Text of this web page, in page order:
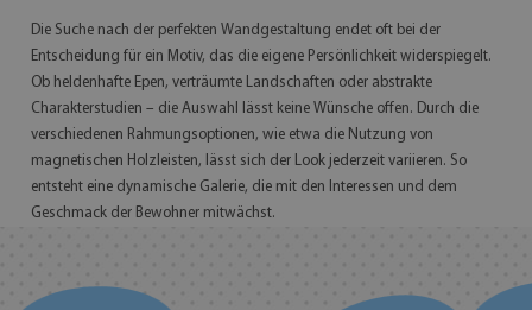
Die Suche nach der perfekten Wandgestaltung endet oft bei der
Entscheidung für ein Motiv, das die eigene Persönlichkeit widerspiegelt.
Ob heldenhafte Epen, verträumte Landschaften oder abstrakte
Charakterstudien – die Auswahl lässt keine Wünsche offen. Durch die
verschiedenen Rahmungsoptionen, wie etwa die Nutzung von
magnetischen Holzleisten, lässt sich der Look jederzeit variieren. So
entsteht eine dynamische Galerie, die mit den Interessen und dem
Geschmack der Bewohner mitwächst.